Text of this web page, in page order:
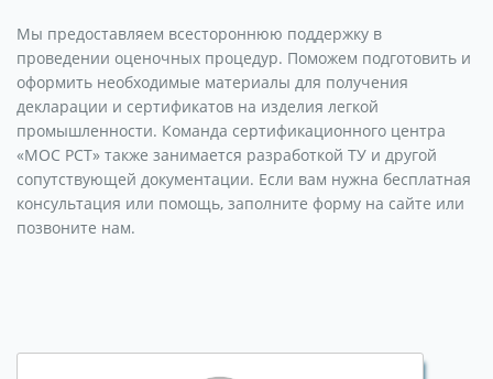
Мы предоставляем всестороннюю поддержку в
проведении оценочных процедур. Поможем подготовить и
оформить необходимые материалы для получения
декларации и сертификатов на изделия легкой
промышленности. Команда сертификационного центра
«МОС РСТ» также занимается разработкой ТУ и другой
сопутствующей документации. Если вам нужна бесплатная
консультация или помощь, заполните форму на сайте или
позвоните нам.